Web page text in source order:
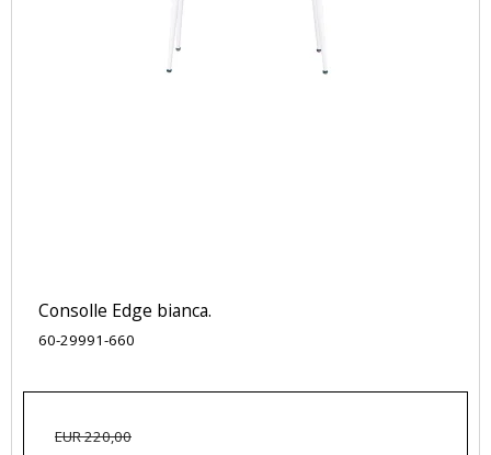
Consolle Edge bianca.
60-29991-660
EUR 220,00